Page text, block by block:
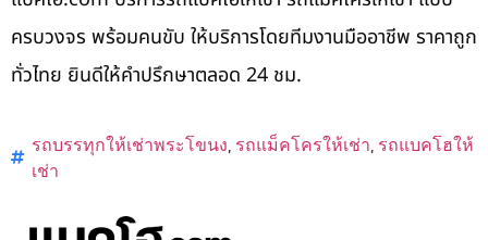
ครบวงจร พร้อมคนขับ ให้บริการโดยทีมงานมืออาชีพ ราคาถูก
ทั่วไทย ยินดีให้คำปรึกษาตลอด 24 ชม.
รถบรรทุกให้เช่าพระโขนง, รถแม็คโครให้เช่า, รถแบคโฮให้
เช่า